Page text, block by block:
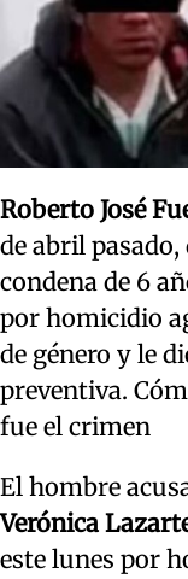
Roberto José
de abril
condena de 6
por homicidio
de género y le
preventiva.
fue el crimen
El hombre
Verónica
este lunes por